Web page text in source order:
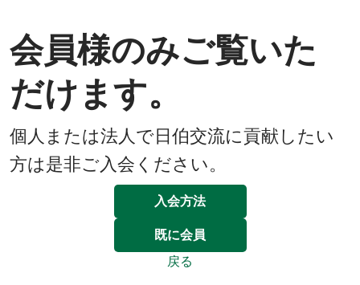
会員様のみご覧いた
だけます。
個人または法人で日伯交流に貢献したい
方は是非ご入会ください。
入会方法
既に会員
戻る